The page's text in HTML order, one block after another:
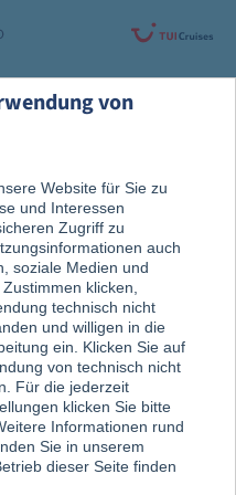
von
Website für Sie zu
und Interessen
Zugriff zu
auch
soziale Medien und
klicken,
technisch nicht
und willigen in die
ein. Klicken Sie auf
von technisch nicht
Für die jederzeit
klicken Sie bitte
Informationen rund
Sie in unserem
dieser Seite finden